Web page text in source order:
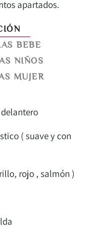
apartados.
BEBE
NIÑOS
MUJER
( suave y con
rojo , salmón )